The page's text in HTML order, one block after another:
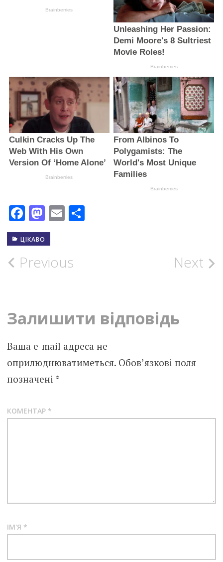
Facebook
Mastodon
EmailПоділитися
ЦІКАВО
Post
Previous Next
Залишити відповідь
Ваша e-mail адреса не
оприлюднюватиметься. Обов’язкові поля
позначені *
КОМЕНТАР *
ІМ'Я *